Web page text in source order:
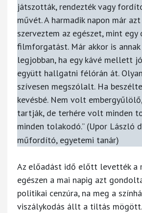
játszották, rendezték vagy
művét. A harmadik napon már
szerveztem az egészet, mint egy
filmforgatást. Már akkor is
legjobban, ha egy kávé mellett
együtt hallgatni félórán át.
szívesen megszólalt. Ha
kevésbé. Nem volt
tartják, de terhére volt minden
minden tolakodó.” (Upor László
műfordító, egyetemi tanár)
Az előadást idő előtt levették a
egészen a mai napig azt
politikai cenzúra, na meg a
viszálykodás állt a tiltás